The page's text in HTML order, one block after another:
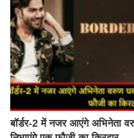
बॉर्डर-2 में नजर आएंगे अभिनेता